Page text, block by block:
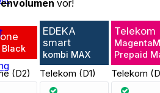
vor!
Black
EDEKA
smart
kombi MAX
Telekom
Prepaid
(D2) Telekom (D1) Telekom